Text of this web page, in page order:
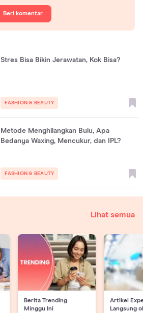
Beri komentar
Stres Bisa Bikin Jerawatan, Kok Bisa?
FASHION & BEAUTY
Metode Menghilangkan Bulu, Apa
Bedanya Waxing, Mencukur, dan IPL?
FASHION & BEAUTY
Lihat semua
Berita Trending
Minggu Ini
Artikel
Langsung